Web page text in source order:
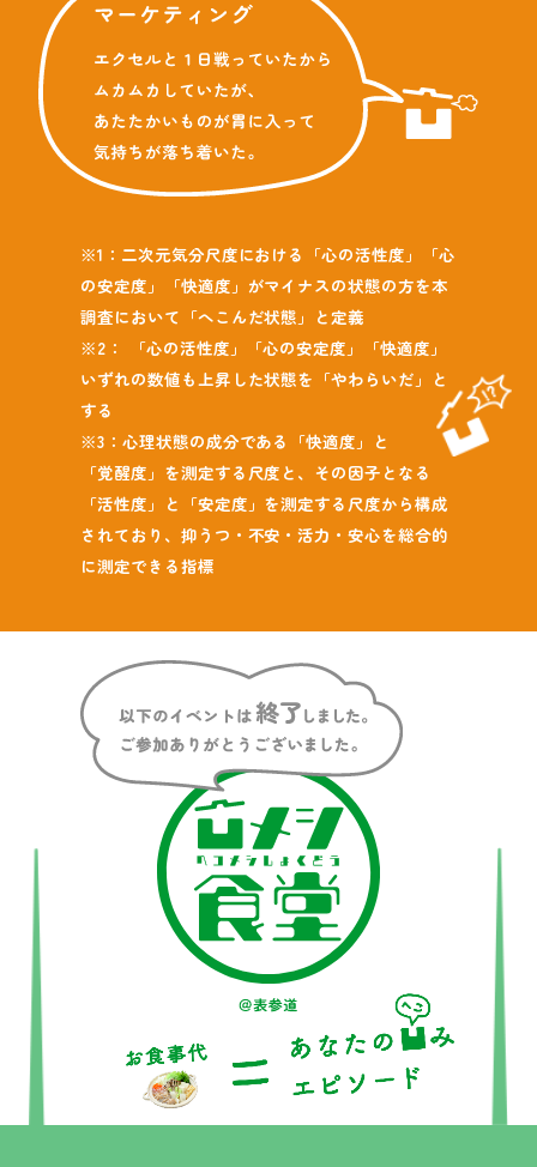
※1：二次元気分尺度における「心の活性度」「心
の安定度」「快適度」がマイナスの状態の方を本
調査において「へこんだ状態」と定義
※2： 「心の活性度」「心の安定度」「快適度」
いずれの数値も上昇した状態を「やわらいだ」と
する
※3：心理状態の成分である「快適度」と
「覚醒度」を測定する尺度と、その因子となる
「活性度」と「安定度」を測定する尺度から構成
されており、抑うつ・不安・活力・安心を総合的
に測定できる指標